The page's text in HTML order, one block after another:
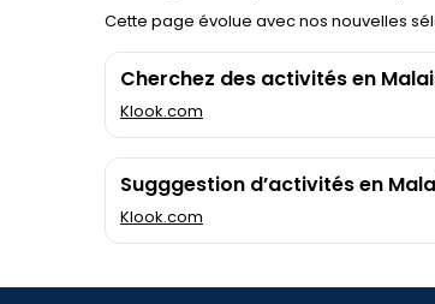
Cette page évolue avec nos nouvelles
Cherchez des activités en
Klook.com
Sugggestion d’activités en
Klook.com